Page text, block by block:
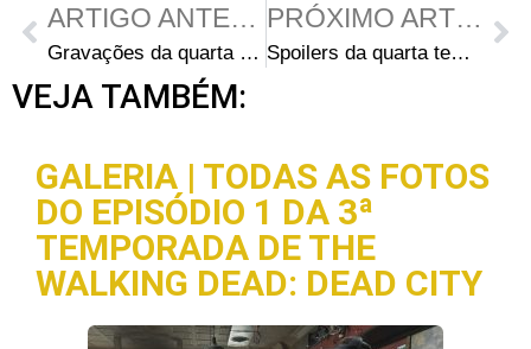
ARTIGO ANTERIOR
Gravações da quarta temporada na Avenida Dolly Nixon na terça-feira
PRÓXIMO ARTIGO
Spoilers da quarta temporada de The Walking Dead: Título do episódio 4 e novidades no elenco
VEJA TAMBÉM:
GALERIA | TODAS AS FOTOS
DO EPISÓDIO 1 DA 3ª
TEMPORADA DE THE
WALKING DEAD: DEAD CITY